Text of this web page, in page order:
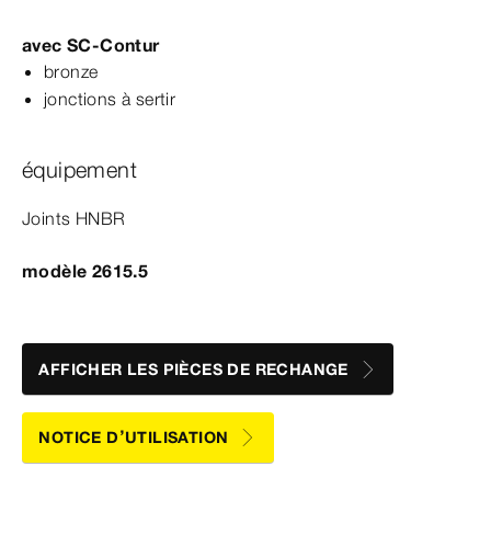
avec SC‑Contur
bronze
jonctions à sertir
équipement
Joints HNBR
modèle 2615.5
AFFICHER LES PIÈCES DE RECHANGE
NOTICE D’UTILISATION